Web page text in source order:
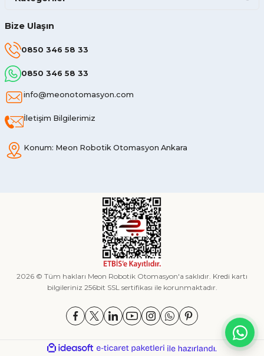
Bize Ulaşın
0850 346 58 33
0850 346 58 33
info@meonotomasyon.com
İletişim Bilgilerimiz
Konum: Meon Robotik Otomasyon Ankara
2026 © Tüm hakları Meon Robotik Otomasyon'a saklıdır. Kredi kartı
bilgileriniz 256bit SSL sertifikası ile korunmaktadır.
ideasoft
e-